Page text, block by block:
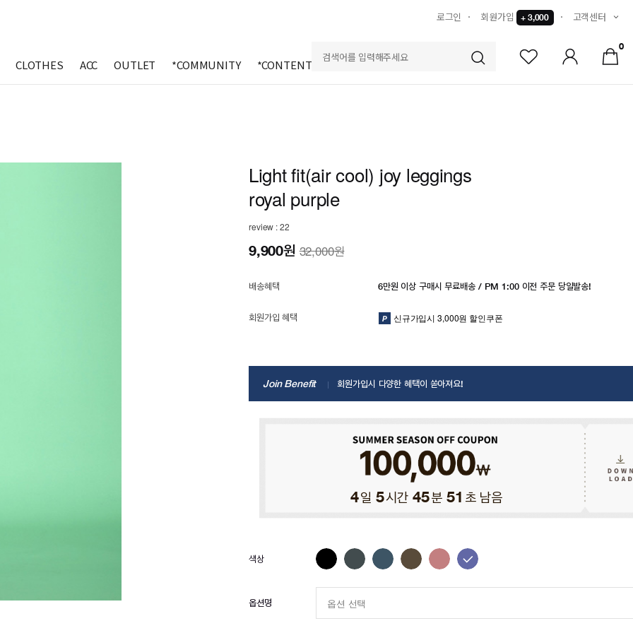
로그인 회원가입 + 3,000 고객센터
CLOTHES ACC OUTLET *COMMUNITY *CONTENTS
0
Light fit(air cool) joy leggings
royal purple
review : 22
9,900원32,000원
배송혜택 6만원 이상 구매시 무료배송 / PM 1:00 이전 주문 당일발송!
회원가입 혜택 신규가입시 3,000원 할인쿠폰
Join Benefit 회원가입시 다양한 혜택이 쏟아져요!
4일 5시간 45분 50 초 남음
옵션명